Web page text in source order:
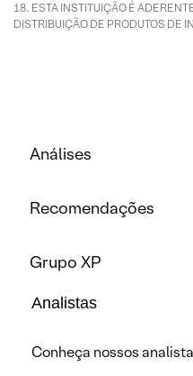
ESTA INSTITUIÇÃO É
DISTRIBUIÇÃO DE PRODUTOS DE
Análises
Recomendações
Grupo XP
Analistas
Conheça nossos